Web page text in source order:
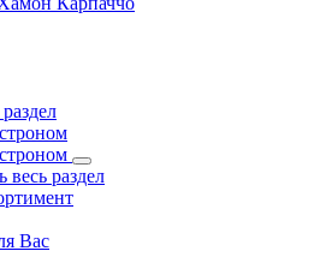
весь раздел
Вас